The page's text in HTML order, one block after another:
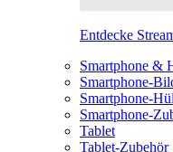
Entdecke
Smartphone &
Smartphone-
Smartphone-
Smartphone-
Tablet
Tablet-Zubehör